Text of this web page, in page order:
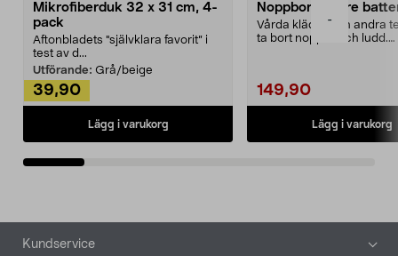
-
Mikrofiberduk 32 x 31 cm, 4-
pack
Aftonbladets "självklara favorit” i
test av d...
Utförande: Grå/beige
39,90
Lägg i varukorg
Noppborttagare
Vårda kläder och andra
ta bort noppor och ludd.
149,90
Lägg i varukorg
Sidfot
Kundservice